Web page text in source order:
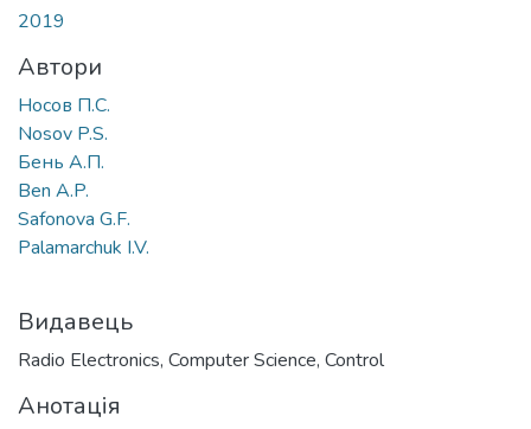
2019
Автори
Носов П.С.
Nosov P.S.
Бень А.П.
Ben A.P.
Safonova G.F.
Palamarchuk I.V.
Видавець
Radio Electronics, Computer Science, Control
Анотація